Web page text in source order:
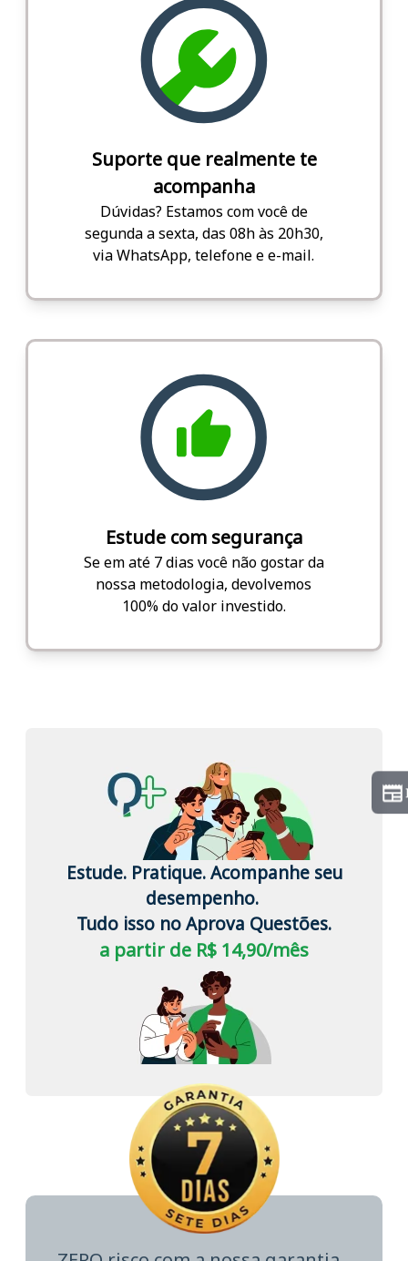
Suporte que realmente te
acompanha
Dúvidas? Estamos com você de
segunda a sexta, das 08h às 20h30,
via WhatsApp, telefone e e-mail.
Estude com segurança
Se em até 7 dias você não gostar da
nossa metodologia, devolvemos
100% do valor investido.
Estude. Pratique. Acompanhe seu
desempenho.
Tudo isso no Aprova Questões.
a partir de R$ 14,90/mês